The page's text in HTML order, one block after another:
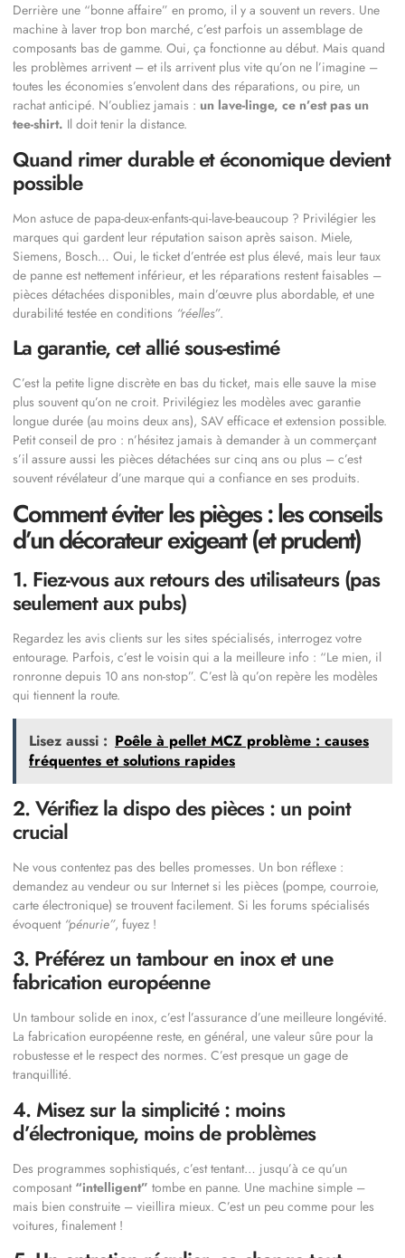
Derrière une “bonne affaire” en promo, il y a souvent un revers. Une
machine à laver trop bon marché, c’est parfois un assemblage de
composants bas de gamme. Oui, ça fonctionne au début. Mais quand
les problèmes arrivent – et ils arrivent plus vite qu’on ne l’imagine –
toutes les économies s’envolent dans des réparations, ou pire, un
rachat anticipé. N’oubliez jamais : un lave-linge, ce n’est pas un
tee-shirt. Il doit tenir la distance.
Quand rimer durable et économique devient
possible
Mon astuce de papa-deux-enfants-qui-lave-beaucoup ? Privilégier les
marques qui gardent leur réputation saison après saison. Miele,
Siemens, Bosch… Oui, le ticket d’entrée est plus élevé, mais leur taux
de panne est nettement inférieur, et les réparations restent faisables –
pièces détachées disponibles, main d’œuvre plus abordable, et une
durabilité testée en conditions “réelles”.
La garantie, cet allié sous-estimé
C’est la petite ligne discrète en bas du ticket, mais elle sauve la mise
plus souvent qu’on ne croit. Privilégiez les modèles avec garantie
longue durée (au moins deux ans), SAV efficace et extension possible.
Petit conseil de pro : n’hésitez jamais à demander à un commerçant
s’il assure aussi les pièces détachées sur cinq ans ou plus – c’est
souvent révélateur d’une marque qui a confiance en ses produits.
Comment éviter les pièges : les conseils
d’un décorateur exigeant (et prudent)
1. Fiez-vous aux retours des utilisateurs (pas
seulement aux pubs)
Regardez les avis clients sur les sites spécialisés, interrogez votre
entourage. Parfois, c’est le voisin qui a la meilleure info : “Le mien, il
ronronne depuis 10 ans non-stop”. C’est là qu’on repère les modèles
qui tiennent la route.
Lisez aussi : Poêle à pellet MCZ problème : causes
fréquentes et solutions rapides
2. Vérifiez la dispo des pièces : un point
crucial
Ne vous contentez pas des belles promesses. Un bon réflexe :
demandez au vendeur ou sur Internet si les pièces (pompe, courroie,
carte électronique) se trouvent facilement. Si les forums spécialisés
évoquent “pénurie”, fuyez !
3. Préférez un tambour en inox et une
fabrication européenne
Un tambour solide en inox, c’est l’assurance d’une meilleure longévité.
La fabrication européenne reste, en général, une valeur sûre pour la
robustesse et le respect des normes. C’est presque un gage de
tranquillité.
4. Misez sur la simplicité : moins
d’électronique, moins de problèmes
Des programmes sophistiqués, c’est tentant… jusqu’à ce qu’un
composant “intelligent” tombe en panne. Une machine simple –
mais bien construite – vieillira mieux. C’est un peu comme pour les
voitures, finalement !